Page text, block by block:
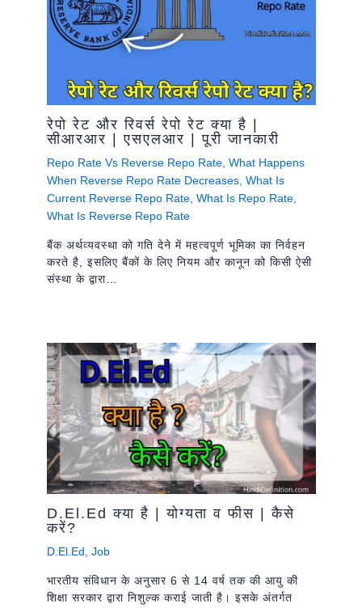
रेपो रेट और रिवर्स रेपो रेट क्या है |
सीआरआर | एसएलआर | पूरी जानकारी
Repo Rate Vs Reverse Repo Rate, What Happens
When Reverse Repo Rate Decreases, What Is
Current Reverse Repo Rate, What Is Repo Rate,
What Is Reverse Repo Rate
बैंक अर्थव्यवस्था को गति देने में महत्वपूर्ण भूमिका का निर्वहन
करते है, इसलिए बैंकों के लिए नियम और कानून को किसी ऐसी
संस्था के द्वारा…
D.El.Ed क्या है | योग्यता व फीस | कैसे
करें?
D.El.Ed Job
भारतीय संविधान के अनुसार 6 से 14 वर्ष तक की आयु की
शिक्षा सरकार द्वारा निशुल्क कराई जाती है। इसके अंतर्गत